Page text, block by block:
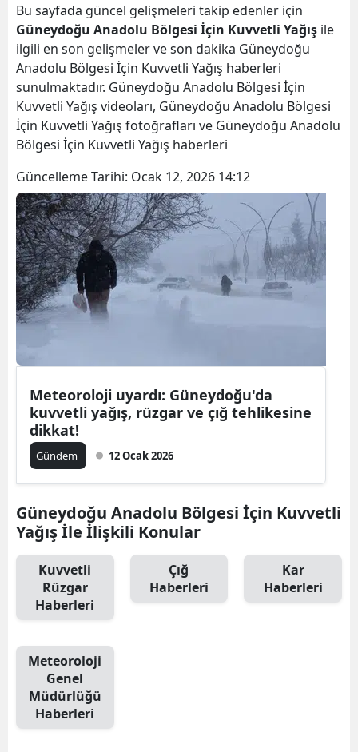
Bu sayfada güncel gelişmeleri takip edenler için
Güneydoğu Anadolu Bölgesi İçin Kuvvetli Yağış ile
ilgili en son gelişmeler ve son dakika Güneydoğu
Anadolu Bölgesi İçin Kuvvetli Yağış haberleri
sunulmaktadır. Güneydoğu Anadolu Bölgesi İçin
Kuvvetli Yağış videoları, Güneydoğu Anadolu Bölgesi
İçin Kuvvetli Yağış fotoğrafları ve Güneydoğu Anadolu
Bölgesi İçin Kuvvetli Yağış haberleri
Güncelleme Tarihi: Ocak 12, 2026 14:12
Meteoroloji uyardı: Güneydoğu'da
kuvvetli yağış, rüzgar ve çığ tehlikesine
dikkat!
Gündem 12 Ocak 2026
Güneydoğu Anadolu Bölgesi İçin Kuvvetli
Yağış İle İlişkili Konular
Kuvvetli
Rüzgar
Haberleri
Çığ
Haberleri
Kar
Haberleri
Meteoroloji
Genel
Müdürlüğü
Haberleri